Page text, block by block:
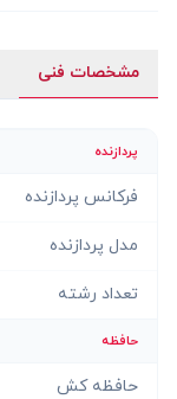
مشخصات فنی
پردازنده
فرکانس پردازنده
مدل پردازنده
تعداد رشته
حافظه
حافظه کش